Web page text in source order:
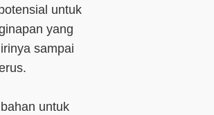
untuk
yang
sampai
untuk